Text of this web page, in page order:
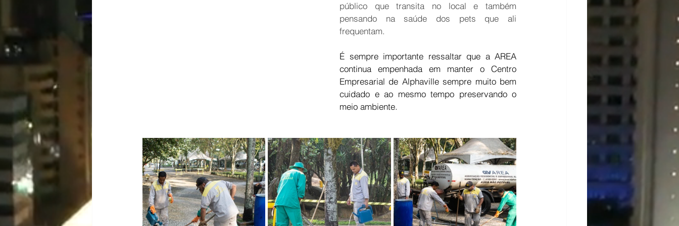
público que transita no local e também
pensando na saúde dos pets que ali
frequentam.
É sempre importante ressaltar que a AREA
continua empenhada em manter o Centro
Empresarial de Alphaville sempre muito bem
cuidado e ao mesmo tempo preservando o
meio ambiente.